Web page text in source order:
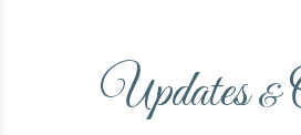
Updates&